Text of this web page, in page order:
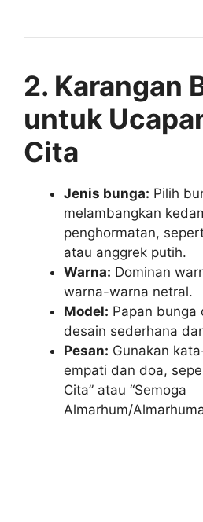
2. Karangan
untuk
Cita
Jenis bunga: Pilih
melambangkan
penghormatan,
atau anggrek putih.
Warna: Dominan
warna-warna netral.
Model: Papan bunga
desain sederhana
Pesan: Gunakan
empati dan doa,
Cita” atau “Semoga
Almarhum/